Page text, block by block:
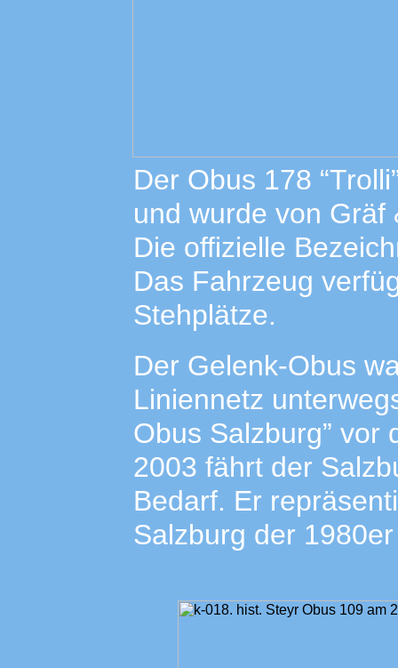
Der Obus 178
und wurde von Gräf
Die offizielle
Das Fahrzeug
Stehplätze.
Der Gelenk-Obus
Liniennetz
Obus Salzburg” vor
2003 fährt der
Bedarf. Er
Salzburg der